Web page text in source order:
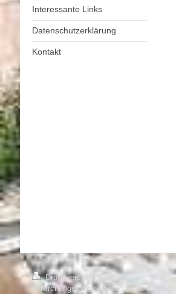
Interessante Links
Datenschutzerklärung
Kontakt
Druckversion
Sitemap
© Kirchengemeinde St. Paul/St. Katharina